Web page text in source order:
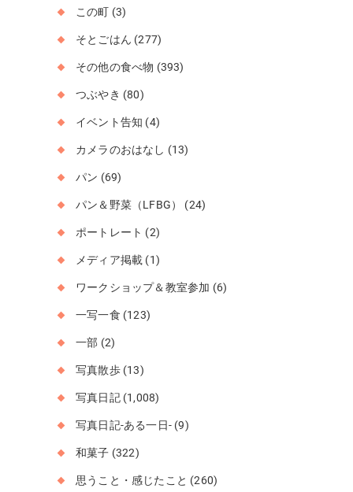
この町 (3)
そとごはん (277)
その他の食べ物 (393)
つぶやき (80)
イベント告知 (4)
カメラのおはなし (13)
パン (69)
パン＆野菜（LFBG） (24)
ポートレート (2)
メディア掲載 (1)
ワークショップ＆教室参加 (6)
一写一食 (123)
一部 (2)
写真散歩(13)
写真日記(1,008)
写真日記-ある一日- (9)
和菓子 (322)
思うこと・感じたこと (260)